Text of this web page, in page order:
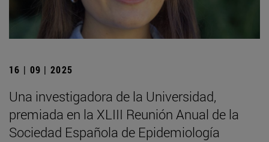
16 | 09 | 2025
Una investigadora de la Universidad,
premiada en la XLIII Reunión Anual de la
Sociedad Española de Epidemiología